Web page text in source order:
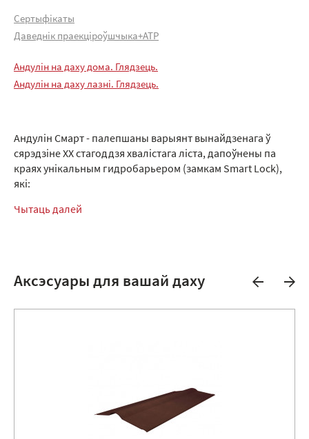
Сертыфікаты
Даведнік праекціроўшчыка+АТР
Андулін на даху дома. Глядзець.
Андулін на даху лазні. Глядзець.
Андулін Смарт - палепшаны варыянт вынайдзенага ў
сярэдзіне XX стагоддзя хвалістага ліста, дапоўнены па
краях унікальным гидробарьером (замкам Smart Lock),
які:
Чытаць далей
Аксэсуары для вашай даху